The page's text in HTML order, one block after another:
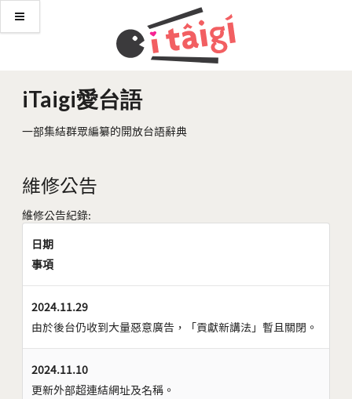
iTaigi愛台語
一部集結群眾編纂的開放台語辭典
維修公告
維修公告紀錄:
日期
事項
2024.11.29
由於後台仍收到大量惡意廣告，「貢獻新講法」暫且關閉。
2024.11.10
更新外部超連結網址及名稱。